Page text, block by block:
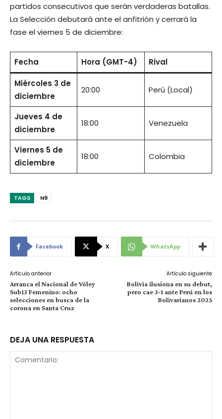
partidos consecutivos que serán verdaderas batallas.
La Selección debutará ante el anfitrión y cerrará la
fase el viernes 5 de diciembre:
Fecha Hora (GMT-4) Rival
Miércoles 3 de
diciembre
20:00 Perú (Local)
Jueves 4 de
diciembre
18:00 Venezuela
Viernes 5 de
diciembre
18:00 Colombia
TAGS N9
Facebook X WhatsApp
Artículo anterior
Arranca el Nacional de Vóley
Sub13 Femenino: ocho
selecciones en busca de la
corona en Santa Cruz
Artículo siguiente
Bolivia ilusiona en su debut,
pero cae 3-1 ante Perú en los
Bolivarianos 2025
DEJA UNA RESPUESTA